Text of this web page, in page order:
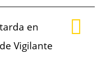
en
Vigilante